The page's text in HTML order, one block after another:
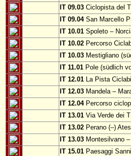
IT 09.03 Ciclopista del
IT 09.04San Marcello
IT 10.01 Spoleto –
IT 10.02 Percorso
IT 10.03 Mestigliano
IT 11.01 Pole (südlich
IT 12.01 La Pista
IT 12.03 Mandela –
IT 12.04Percorso
IT 13.01 Via Verde dei
IT 13.02 Perano (–)
IT 13.03 Montesilvano
IT 15.01 Paesaggi